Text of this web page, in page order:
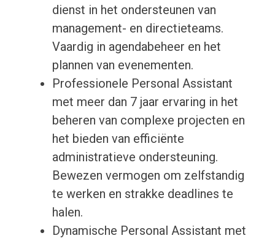
dienst in het ondersteunen van
management- en directieteams.
Vaardig in agendabeheer en het
plannen van evenementen.
Professionele Personal Assistant
met meer dan 7 jaar ervaring in het
beheren van complexe projecten en
het bieden van efficiënte
administratieve ondersteuning.
Bewezen vermogen om zelfstandig
te werken en strakke deadlines te
halen.
Dynamische Personal Assistant met